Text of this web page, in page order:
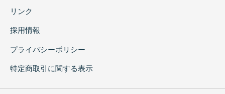
リンク
採用情報
プライバシーポリシー
特定商取引に関する表示